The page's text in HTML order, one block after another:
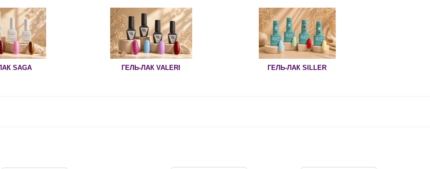
SAGA ГЕЛЬ-ЛАК VALERI ГЕЛЬ-ЛАК SILLER